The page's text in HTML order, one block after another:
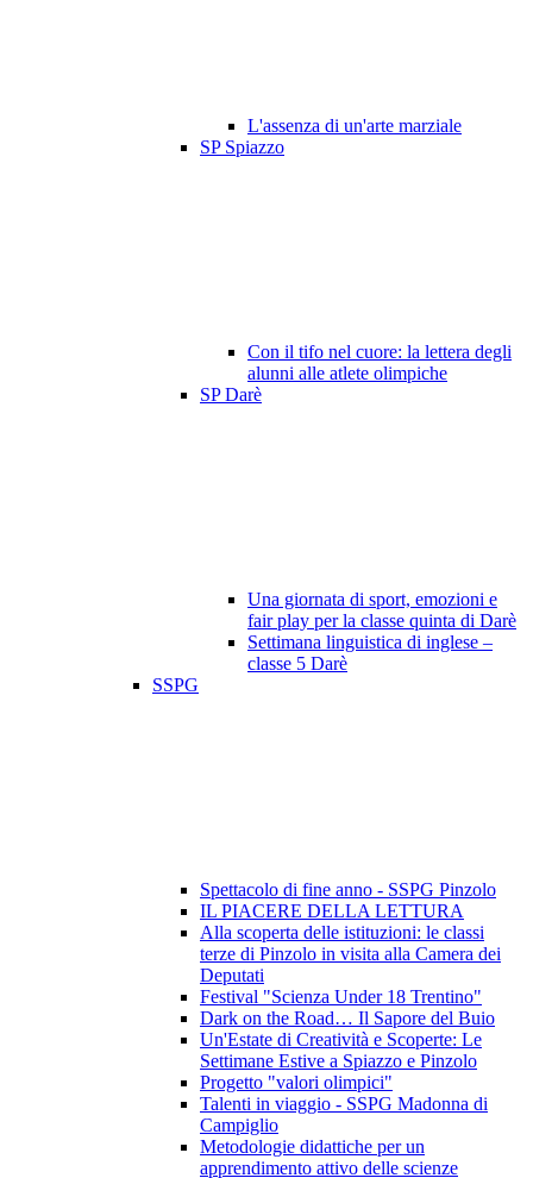
L'assenza di un'arte marziale
SP Spiazzo
Con il tifo nel cuore: la lettera degli
alunni alle atlete olimpiche
SP Darè
Una giornata di sport, emozioni e
fair play per la classe quinta di Darè
Settimana linguistica di inglese –
classe 5 Darè
SSPG
Spettacolo di fine anno - SSPG Pinzolo
IL PIACERE DELLA LETTURA
Alla scoperta delle istituzioni: le classi
terze di Pinzolo in visita alla Camera dei
Deputati
Festival "Scienza Under 18 Trentino"
Dark on the Road… Il Sapore del Buio
Un'Estate di Creatività e Scoperte: Le
Settimane Estive a Spiazzo e Pinzolo
Progetto "valori olimpici"
Talenti in viaggio - SSPG Madonna di
Campiglio
Metodologie didattiche per un
apprendimento attivo delle scienze